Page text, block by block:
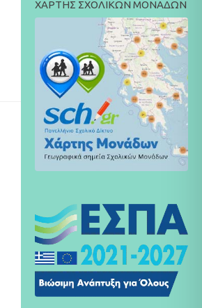
ΧΑΡΤΗΣ ΣΧΟΛΙΚΩΝ ΜΟΝΑΔΩΝ